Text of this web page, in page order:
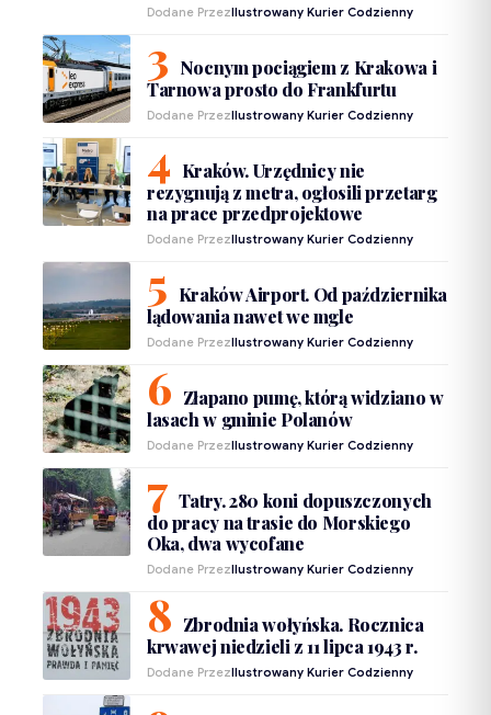
Dodane PrzezIlustrowany Kurier Codzienny
Nocnym pociągiem z Krakowa i
Tarnowa prosto do Frankfurtu
Dodane PrzezIlustrowany Kurier Codzienny
Kraków. Urzędnicy nie
rezygnują z metra, ogłosili przetarg
na prace przedprojektowe
Dodane PrzezIlustrowany Kurier Codzienny
Kraków Airport. Od października
lądowania nawet we mgle
Dodane PrzezIlustrowany Kurier Codzienny
Złapano pumę, którą widziano w
lasach w gminie Polanów
Dodane PrzezIlustrowany Kurier Codzienny
Tatry. 280 koni dopuszczonych
do pracy na trasie do Morskiego
Oka, dwa wycofane
Dodane PrzezIlustrowany Kurier Codzienny
Zbrodnia wołyńska. Rocznica
krwawej niedzieli z 11 lipca 1943 r.
Dodane PrzezIlustrowany Kurier Codzienny